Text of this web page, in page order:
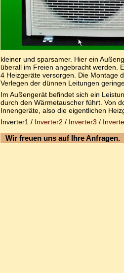
kleiner und sparsamer. Hier ein
überall im Freien angebracht werden.
4 Heizgeräte versorgen. Die Montage
Verlegen der dünnen Leitungen
Im Außengerät befindet sich ein
durch den Wärmetauscher führt. Von
Innengeräte, also die eigentlichen
Inverter1 / Inverter2 / Inverter3 /
Wir freuen uns auf Ihre Anfragen.